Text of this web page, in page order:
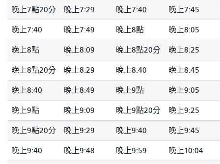
晚上7點20分 晚上7:29 晚上7:40 晚上7:45
晚上7:40 晚上7:49 晚上8點 晚上8:05
晚上8點 晚上8:09 晚上8點20分 晚上8:25
晚上8點20分 晚上8:29 晚上8:40 晚上8:45
晚上8:40 晚上8:49 晚上9點 晚上9:05
晚上9點 晚上9:09 晚上9點20分 晚上9:25
晚上9點20分 晚上9:29 晚上9:40 晚上9:45
晚上9:40 晚上9:48 晚上9:59 晚上10:04